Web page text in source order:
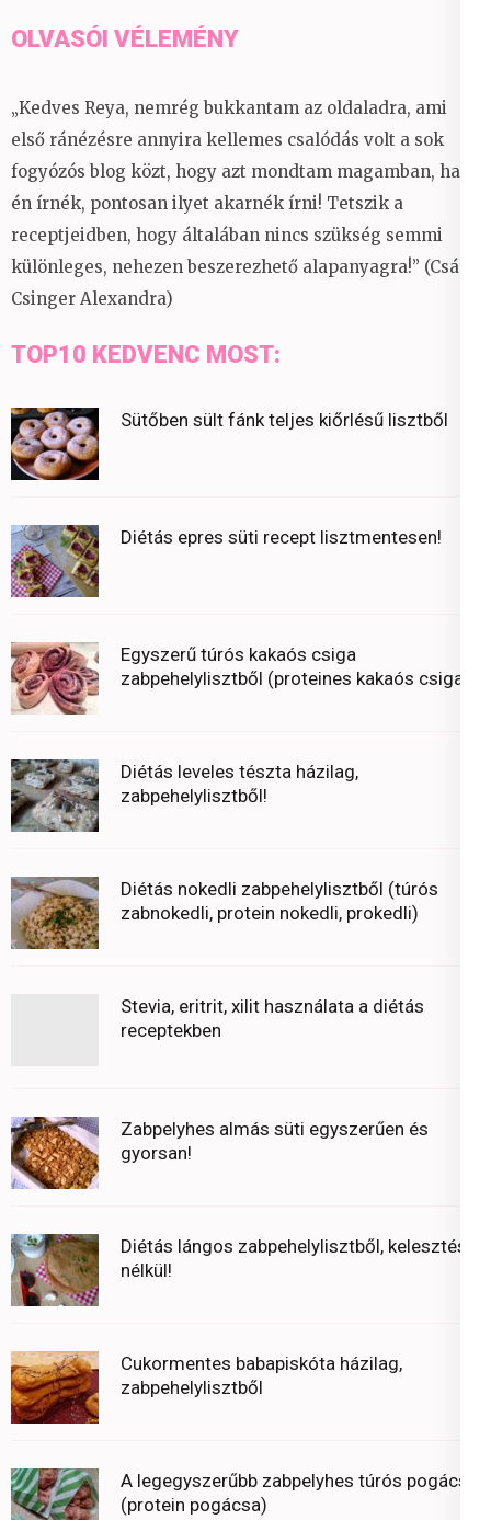
OLVASÓI VÉLEMÉNY
„Kedves Reya, nemrég bukkantam az oldaladra, ami
első ránézésre annyira kellemes csalódás volt a sok
fogyózós blog közt, hogy azt mondtam magamban, ha
én írnék, pontosan ilyet akarnék írni! Tetszik a
receptjeidben, hogy általában nincs szükség semmi
különleges, nehezen beszerezhető alapanyagra!” (Csáky
Csinger Alexandra)
TOP10 KEDVENC MOST:
Sütőben sült fánk teljes kiőrlésű lisztből
Diétás epres süti recept lisztmentesen!
Egyszerű túrós kakaós csiga
zabpehelylisztből (proteines kakaós csiga)
Diétás leveles tészta házilag,
zabpehelylisztből!
Diétás nokedli zabpehelylisztből (túrós
zabnokedli, protein nokedli, prokedli)
Stevia, eritrit, xilit használata a diétás
receptekben
Zabpelyhes almás süti egyszerűen és
gyorsan!
Diétás lángos zabpehelylisztből, kelesztés
nélkül!
Cukormentes babapiskóta házilag,
zabpehelylisztből
A legegyszerűbb zabpelyhes túrós pogácsa
(protein pogácsa)